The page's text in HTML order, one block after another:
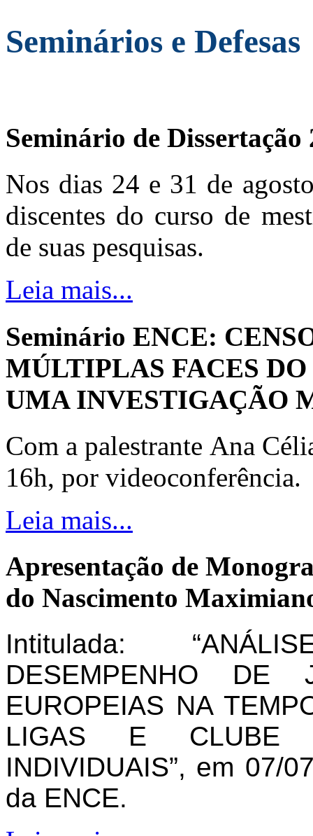
Seminários e Defesas
Seminário de Dissertação
Nos dias 24 e 31 de
discentes do curso de
de suas pesquisas.
Leia mais...
Seminário ENCE:
MÚLTIPLAS FACES
UMA INVESTIGAÇÃO
Com a palestrante Ana
16h, por videoconferência.
Leia mais...
Apresentação de
do Nascimento
Intitulada:
DESEMPENHO DE
EUROPEIAS NA
LIGAS E CLUBE
INDIVIDUAIS”, em 07/
da ENCE.